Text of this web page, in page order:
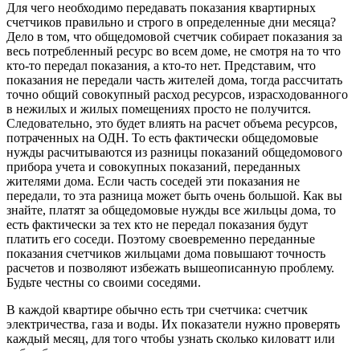
Для чего необходимо передавать показания квартирных
счетчиков правильно и строго в определенные дни месяца?
Дело в том, что общедомовой счетчик собирает показания за
весь потребленный ресурс во всем доме, не смотря на то что
кто-то передал показания, а кто-то нет. Представим, что
показания не передали часть жителей дома, тогда рассчитать
точно общий совокупный расход ресурсов, израсходованного
в нежилых и жилых помещениях просто не получится.
Следовательно, это будет влиять на расчет объема ресурсов,
потраченных на ОДН. То есть фактически общедомовые
нужды расчитываются из разницы показаний общедомового
прибора учета и совокупных показаний, переданных
жителями дома. Если часть соседей эти показания не
передали, то эта разница может быть очень большой. Как вы
знайте, платят за общедомовые нужды все жильцы дома, то
есть фактически за тех кто не передал показания будут
платить его соседи. Поэтому своевременно переданные
показания счетчиков жильцами дома повышают точность
расчетов и позволяют избежать вышеописанную проблему.
Будьте честны со своими соседями.
В каждой квартире обычно есть три счетчика: счетчик
электричества, газа и воды. Их показатели нужно проверять
каждый месяц, для того чтобы узнать сколько киловатт или